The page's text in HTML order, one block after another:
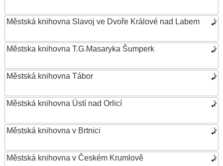
Městská knihovna Slavoj ve Dvoře Králové nad Labem
Městska knihovna T.G.Masaryka Šumperk
Městská knihovna Tábor
Městská knihovna Ústí nad Orlicí
Městská knihovna v Brtnici
Městská knihovna v Českém Krumlově